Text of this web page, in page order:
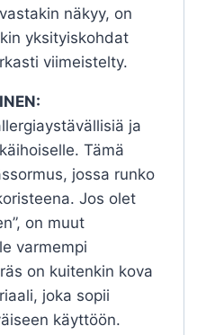
näkyy, on
yksityiskohdat
viimeistelty.
ja
Tämä
jossa runko
Jos olet
on muut
varmempi
on kuitenkin kova
joka sopii
käyttöön.